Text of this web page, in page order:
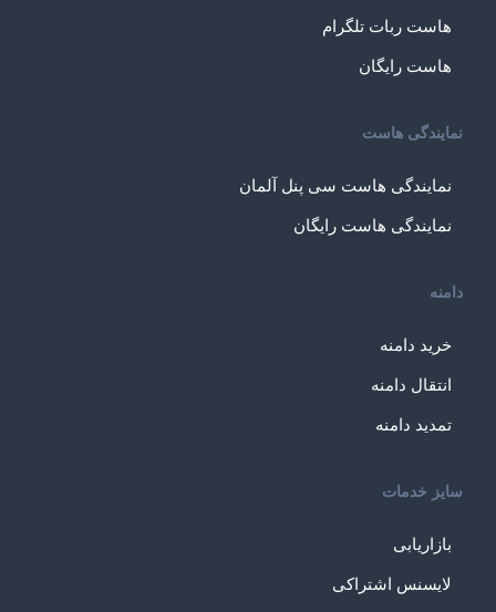
هاست ربات تلگرام
هاست رایگان
نمایندگی هاست
نمایندگی هاست سی پنل آلمان
نمایندگی هاست رایگان
دامنه
خرید دامنه
انتقال دامنه
تمدید دامنه
سایز خدمات
بازاریابی
لایسنس اشتراکی